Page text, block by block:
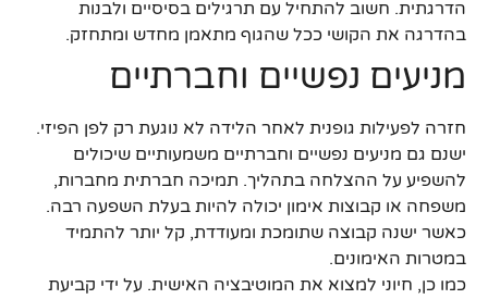
הדרגתית. חשוב להתחיל עם תרגילים בסיסיים ולבנות
בהדרגה את הקושי ככל שהגוף מתאמן מחדש ומתחזק.
מניעים נפשיים וחברתיים
חזרה לפעילות גופנית לאחר הלידה לא נוגעת רק לפן הפיזי.
ישנם גם מניעים נפשיים וחברתיים משמעותיים שיכולים
להשפיע על ההצלחה בתהליך. תמיכה חברתית מחברות,
משפחה או קבוצות אימון יכולה להיות בעלת השפעה רבה.
כאשר ישנה קבוצה שתומכת ומעודדת, קל יותר להתמיד
במטרות האימונים.
כמו כן, חיוני למצוא את המוטיבציה האישית. על ידי קביעת